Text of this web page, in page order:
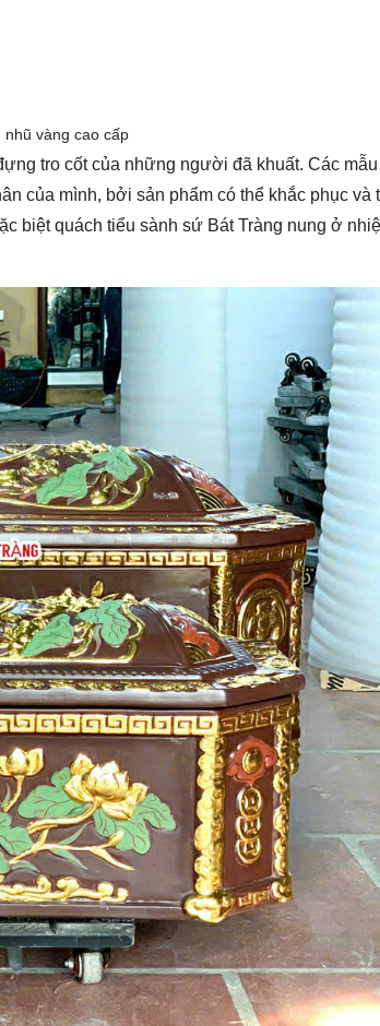
vàng cao cấp
tro cốt của những người đã khuất. Các
của mình, bởi sản phẩm có thể khắc phục và
biệt quách tiểu sành sứ Bát Tràng nung ở